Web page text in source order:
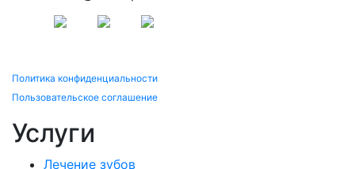
Политика конфиденциальности
Пользовательское соглашение
Услуги
Лечение зубов